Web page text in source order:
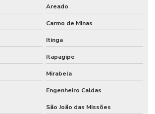
Areado
Carmo de Minas
Itinga
Itapagipe
Mirabela
Engenheiro Caldas
São João das Missões